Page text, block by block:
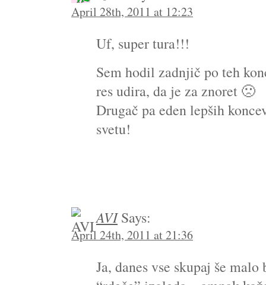
April 28th, 2011 at 12:23
Uf, super tura!!!
Sem hodil zadnjič po teh
res udira, da je za znoret 🙁
Drugač pa eden lepših
svetu!
AVISays:
April 24th, 2011 at 21:36
Ja, danes vse skupaj še malo